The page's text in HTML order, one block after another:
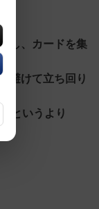
し、カードを集
避けて立ち回り
というより